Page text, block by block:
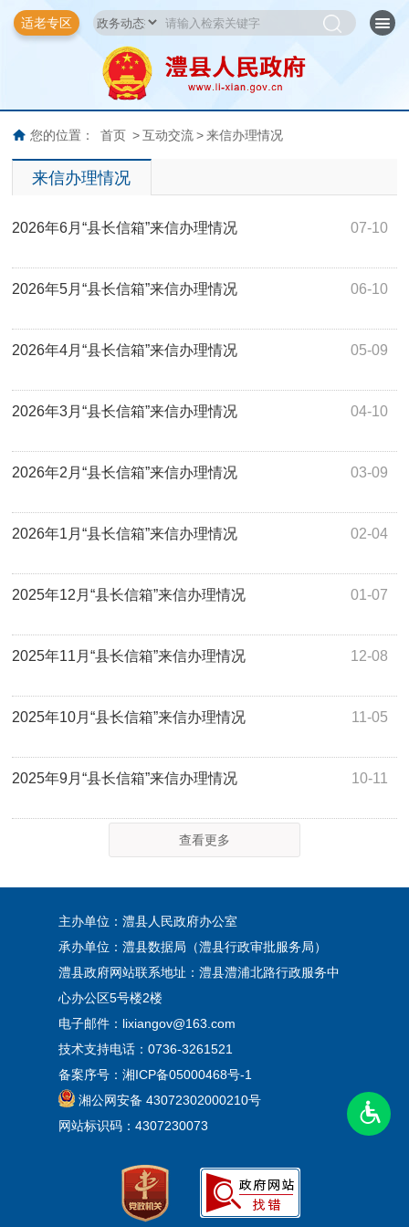
适老专区
您的位置： 首页 > 互动交流 > 来信办理情况
来信办理情况
07-10
2026年6月“县长信箱”来信办理情况
06-10
2026年5月“县长信箱”来信办理情况
05-09
2026年4月“县长信箱”来信办理情况
04-10
2026年3月“县长信箱”来信办理情况
03-09
2026年2月“县长信箱”来信办理情况
02-04
2026年1月“县长信箱”来信办理情况
01-07
2025年12月“县长信箱”来信办理情况
12-08
2025年11月“县长信箱”来信办理情况
11-05
2025年10月“县长信箱”来信办理情况
10-11
2025年9月“县长信箱”来信办理情况
查看更多
主办单位：澧县人民政府办公室
承办单位：澧县数据局（澧县行政审批服务局）
澧县政府网站联系地址：澧县澧浦北路行政服务中
心办公区5号楼2楼
电子邮件：lixiangov@163.com
技术支持电话：0736-3261521
备案序号： 湘ICP备05000468号-1
湘公网安备 43072302000210号
网站标识码：4307230073